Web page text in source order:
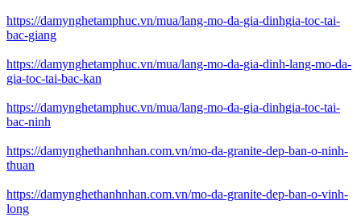
https://damynghetamphuc.vn/mua/lang-mo-da-gia-dinhgia-toc-tai-
bac-giang
https://damynghetamphuc.vn/mua/lang-mo-da-gia-dinh-lang-mo-da-
gia-toc-tai-bac-kan
https://damynghetamphuc.vn/mua/lang-mo-da-gia-dinhgia-toc-tai-
bac-ninh
https://damynghethanhnhan.com.vn/mo-da-granite-dep-ban-o-ninh-
thuan
https://damynghethanhnhan.com.vn/mo-da-granite-dep-ban-o-vinh-
long